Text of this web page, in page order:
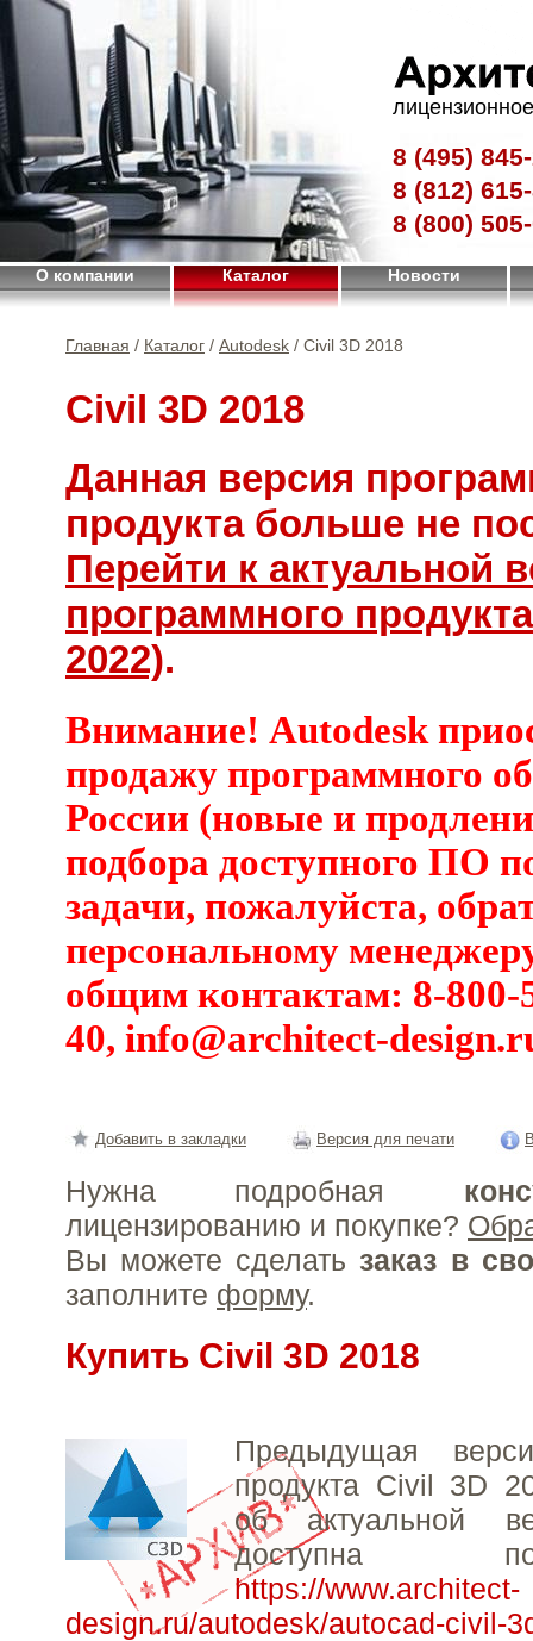
8 (495)
8 (812)
8 (800)
О компании Каталог Новости
Главная / Каталог / Autodesk / Civil 3D 2018
Civil 3D 2018
Данная версия
продукта больше не
Перейти к актуальной
программного
2022).
Внимание! Autodesk
продажу программного
России (новые и
подбора доступного ПО
задачи, пожалуйста,
персональному
общим контактам: 8-800-
40, info@architect-
Добавить в закладки Версия для печати
Нужна подробная
лицензированию и покупке?
Вы можете сделать заказ в
заполните форму.
Купить Civil 3D 2018
Предыдущая
продукта Civil 3D
об актуальной
доступна
https://www.architect-
design.ru/autodesk/autocad-civil-